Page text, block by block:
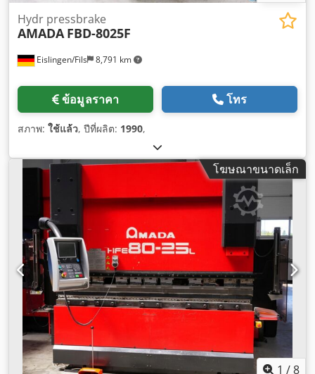
Eislingen/Fils 8,791 km
Hydr pressbrake
AMADA FBD-8025F
ข้อมูลราคา โทร
สภาพ: ใช้แล้ว, ปีที่ผลิต: 1990,
โฆษณาขนาดเล็ก
1 /8